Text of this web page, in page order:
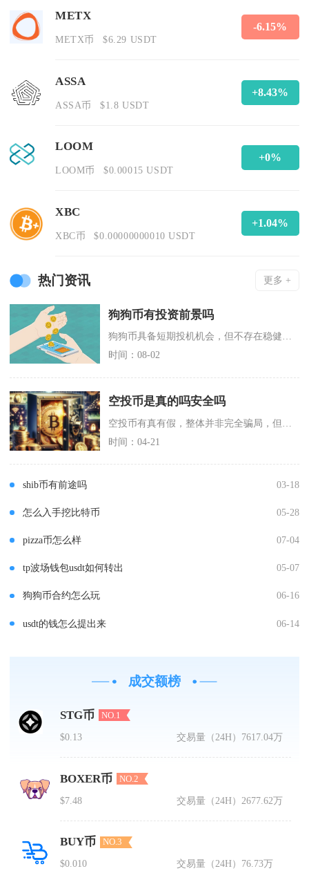
METX
METX币 $6.29 USDT
-6.15%
ASSA
ASSA币 $1.8 USDT
+8.43%
LOOM
LOOM币 $0.00015 USDT
+0%
XBC
XBC币 $0.00000000010 USDT
+1.04%
热门资讯 更多 +
狗狗币有投资前景吗
狗狗币具备短期投机机会，但不存在稳健的长期投资前景，更加适合小仓位博弈行情，不适合重仓长期
时间：08-02
空投币是真的吗安全吗
时间：04-21
shib币有前途吗 03-18
怎么入手挖比特币 05-28
pizza币怎么样 07-04
tp波场钱包usdt如何转出 05-07
狗狗币合约怎么玩 06-16
usdt的钱怎么提出来 06-14
成交额榜
STG币 NO.1
$0.13 交易量（24H） 7617.04万
BOXER币 NO.2
$7.48 交易量（24H） 2677.62万
BUY币 NO.3
$0.010 交易量（24H） 76.73万